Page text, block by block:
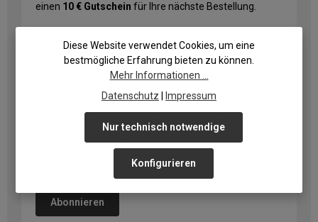
einen 10 € Gutschein für Ihre nächste Bestellung.
Datenschutzbestimmungenzur Kenntnis
gelesen und bin mit ihnen
Die mit einem Stern (*) markierten Felder sind Pflichtfelder.
Abonnieren
Diese Website verwendet Cookies, um eine
bestmögliche Erfahrung bieten zu können.
Mehr Informationen ...
Datenschutz
Impressum
Nur technisch notwendige
Konfigurieren